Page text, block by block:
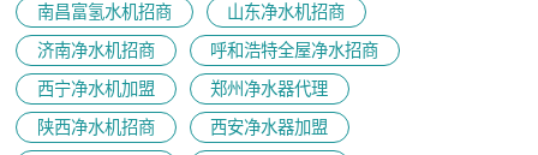
南昌富氢水机招商
山东净水机招商
济南净水机招商
呼和浩特全屋净水招商
西宁净水机加盟
郑州净水器代理
陕西净水机招商
西安净水器加盟